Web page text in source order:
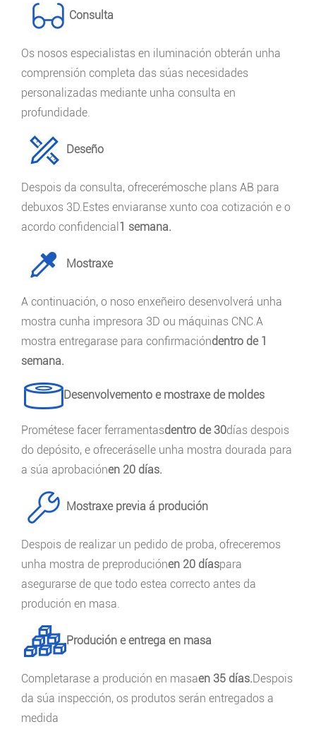
Consulta
Os nosos especialistas en iluminación obterán unha
comprensión completa das súas necesidades
personalizadas mediante unha consulta en
profundidade.
Deseño
Despois da consulta, ofrecerémosche plans AB para
debuxos 3D.Estes enviaranse xunto coa cotización e o
acordo confidencial 1 semana.
Mostraxe
A continuación, o noso enxeñeiro desenvolverá unha
mostra cunha impresora 3D ou máquinas CNC.A
mostra entregarase para confirmacióndentro de 1
semana.
Desenvolvemento e mostraxe de moldes
Prométese facer ferramentasdentro de 30días despois
do depósito, e ofreceráselle unha mostra dourada para
a súa aprobaciónen 20 días.
Mostraxe previa á produción
Despois de realizar un pedido de proba, ofreceremos
unha mostra de preproduciónen 20 díaspara
asegurarse de que todo estea correcto antes da
produción en masa.
Produción e entrega en masa
Completarase a produción en masaen 35 días.Despois
da súa inspección, os produtos serán entregados a
medida